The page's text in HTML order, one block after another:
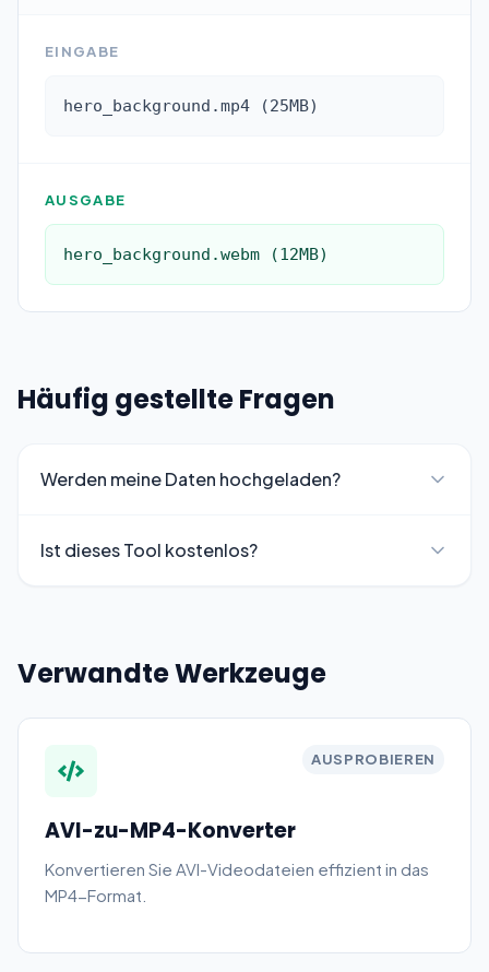
EINGABE
hero_background.mp4 (25MB)
AUSGABE
hero_background.webm (12MB)
Häufig gestellte Fragen
Werden meine Daten hochgeladen?
Ist dieses Tool kostenlos?
Verwandte Werkzeuge
AUSPROBIEREN
AVI-zu-MP4-Konverter
Konvertieren Sie AVI-Videodateien effizient in das
MP4-Format.